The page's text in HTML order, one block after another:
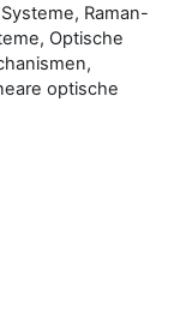
Raman-
Optische
optische